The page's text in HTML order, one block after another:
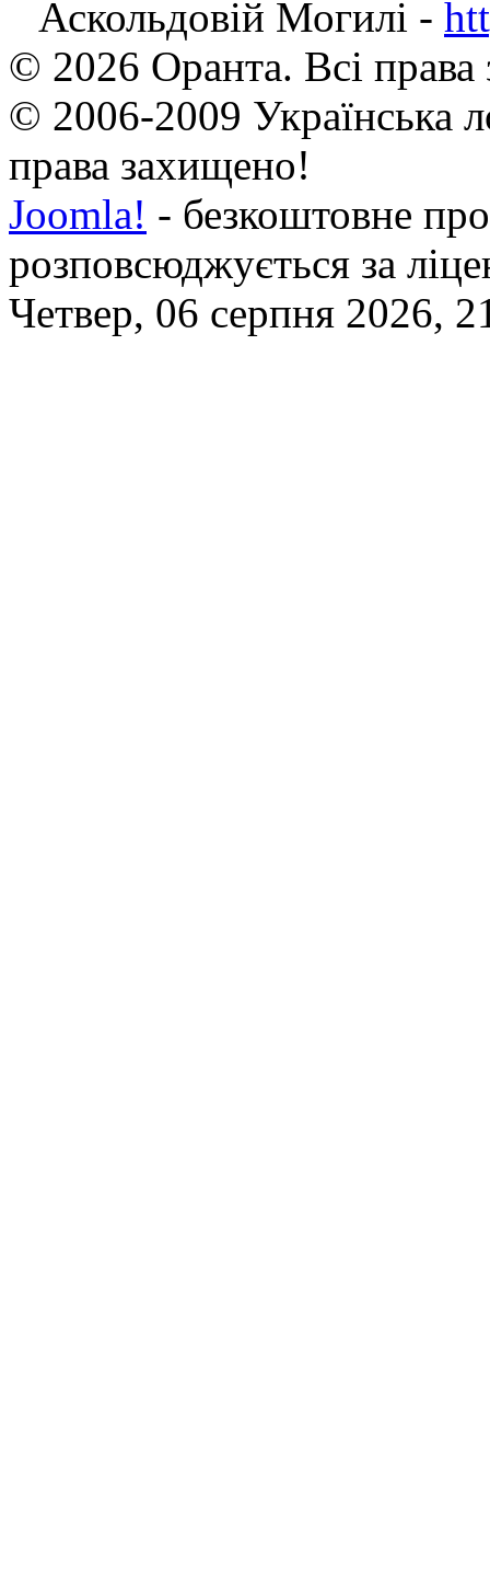
Аскольдовій Могилі -
© 2026 Оранта. Всі
© 2006-2009 Українська
права захищено!
Joomla! - безкоштовне
розповсюджується за
Четвер, 06 серпня 2026,